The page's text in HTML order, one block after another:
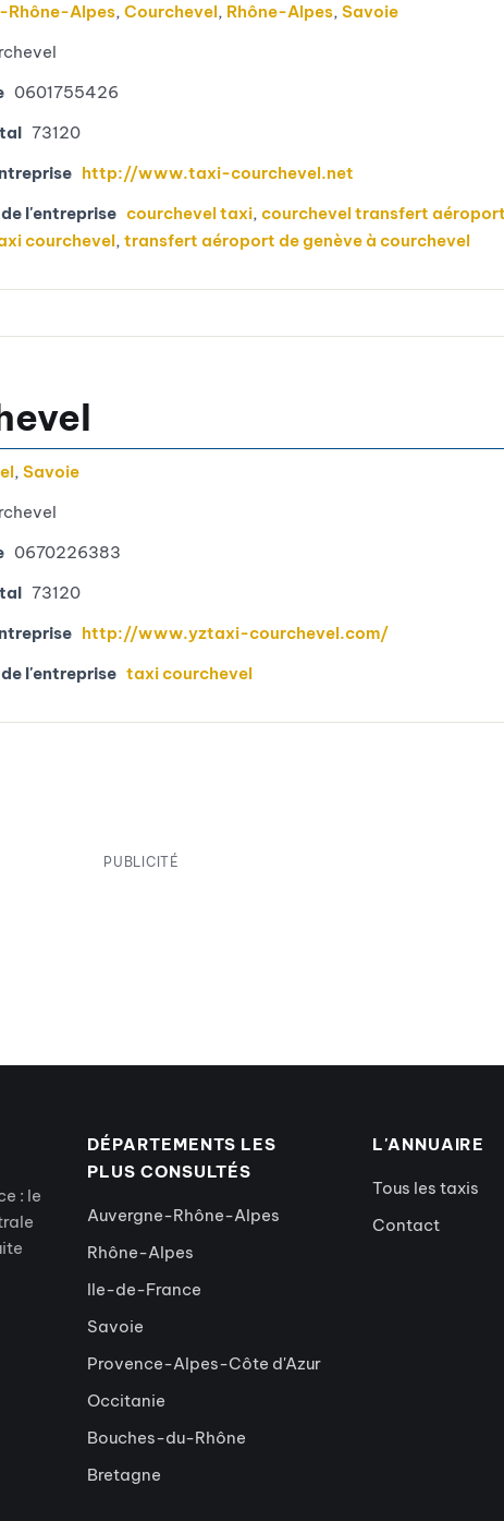
Rhône-Alpes, Courchevel, Rhône-Alpes, Savoie
0601755426
73120
http://www.taxi-courchevel.net
l'entreprise courchevel taxi, courchevel transfert
courchevel, transfert aéroport de genève à courchevel
, Savoie
0670226383
73120
http://www.yztaxi-courchevel.com/
l'entreprise taxi courchevel
PUBLICITÉ
: le
DÉPARTEMENTS LES
PLUS CONSULTÉS
Auvergne-Rhône-Alpes
Rhône-Alpes
Ile-de-France
Savoie
Provence-Alpes-Côte d'Azur
Occitanie
Bouches-du-Rhône
Bretagne
L'ANNUAIRE
Tous les taxis
Contact